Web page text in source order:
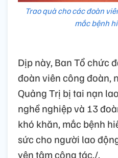
Trao quà cho các đoàn
mắc bệnh
Dịp này, Ban Tổ chức
đoàn viên công đoàn,
Quảng Trị bị tai nạn
nghề nghiệp và 13
khó khăn, mắc bệnh
sức cho người lao
yên tâm công tác./.